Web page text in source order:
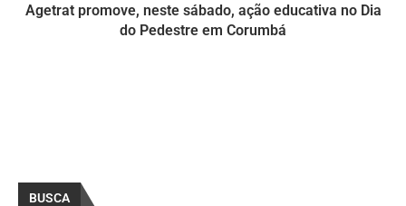
Agetrat promove, neste sábado, ação educativa no Dia
do Pedestre em Corumbá
BUSCA